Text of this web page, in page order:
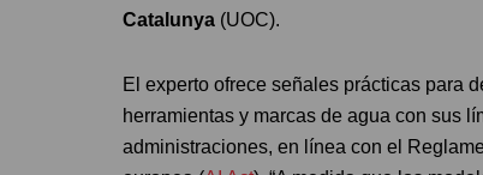
Catalunya (UOC).
El experto ofrece señales prácticas para
herramientas y marcas de agua con sus
administraciones, en línea con el